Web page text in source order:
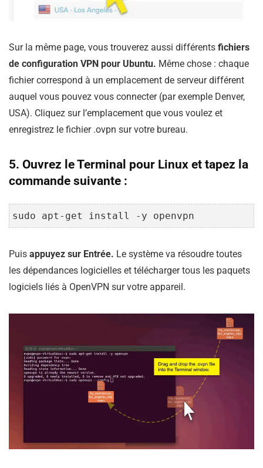
Sur la même page, vous trouverez aussi différents fichiers
de configuration VPN pour Ubuntu. Même chose : chaque
fichier correspond à un emplacement de serveur différent
auquel vous pouvez vous connecter (par exemple Denver,
USA). Cliquez sur l’emplacement que vous voulez et
enregistrez le fichier .ovpn sur votre bureau.
5. Ouvrez le Terminal pour Linux et tapez la
commande suivante :
sudo apt-get install -y openvpn
Puis appuyez sur Entrée. Le système va résoudre toutes
les dépendances logicielles et télécharger tous les paquets
logiciels liés à OpenVPN sur votre appareil.